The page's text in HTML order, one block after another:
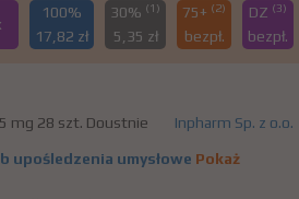
100%
17,82 zł
30% (1)
5,35 zł
75+ (2)
bezpł.
DZ (3)
bezpł.
mg 28 szt. Doustnie Inpharm Sp. z o.o.
upośledzenia umysłowe Pokaż